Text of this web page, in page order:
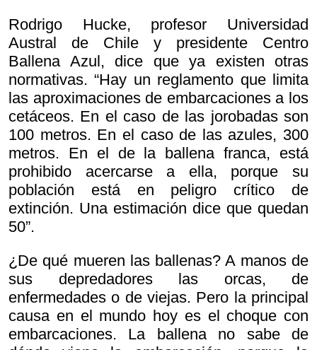
Rodrigo Hucke, profesor Universidad
Austral de Chile y presidente Centro
Ballena Azul, dice que ya existen otras
normativas. “Hay un reglamento que limita
las aproximaciones de embarcaciones a los
cetáceos. En el caso de las jorobadas son
100 metros. En el caso de las azules, 300
metros. En el de la ballena franca, está
prohibido acercarse a ella, porque su
población está en peligro crítico de
extinción. Una estimación dice que quedan
50”.
¿De qué mueren las ballenas? A manos de
sus depredadores las orcas, de
enfermedades o de viejas. Pero la principal
causa en el mundo hoy es el choque con
embarcaciones. La ballena no sabe de